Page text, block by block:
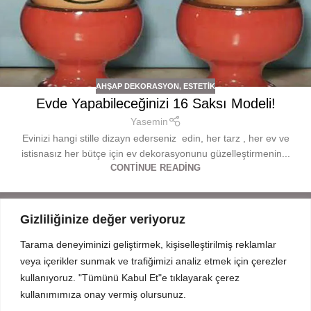
Gizliliğinize değer veriyoruz
Tarama deneyiminizi geliştirmek, kişiselleştirilmiş reklamlar
veya içerikler sunmak ve trafiğimizi analiz etmek için çerezler
kullanıyoruz. "Tümünü Kabul Et"e tıklayarak çerez
kullanımımıza onay vermiş olursunuz.
AHŞAP DEKORASYON, ESTETIK
Evde Yapabileceğinizi 16 Saksı Modeli!
Yasemin
Evinizi hangi stille dizayn ederseniz edin, her tarz , her ev ve
istisnasız her bütçe için ev dekorasyonunu güzelleştirmenin...
CONTINUE READING
Mahmut Şevket Paşa Cd. No 52 Beykoz Istanbul
+90 216 319 52 07
info@prodizayn.com.tr